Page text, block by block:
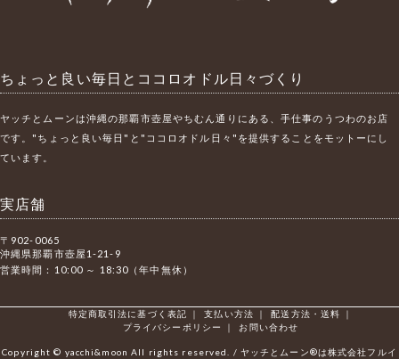
ちょっと良い毎日とココロオドル日々づくり
ヤッチとムーンは沖縄の那覇市壺屋やちむん通りにある、手仕事のうつわのお店
です。"ちょっと良い毎日"と"ココロオドル日々"を提供することをモットーにし
ています。
実店舗
〒902-0065
沖縄県那覇市壺屋1-21-9
営業時間：10:00 ～ 18:30（年中無休）
特定商取引法に基づく表記 ｜ 支払い方法 ｜ 配送方法・送料
｜
プライバシーポリシー
｜ お問い合わせ
Copyright © yacchi&moon All rights reserved. / ヤッチとムーン®は株式会社フルイ